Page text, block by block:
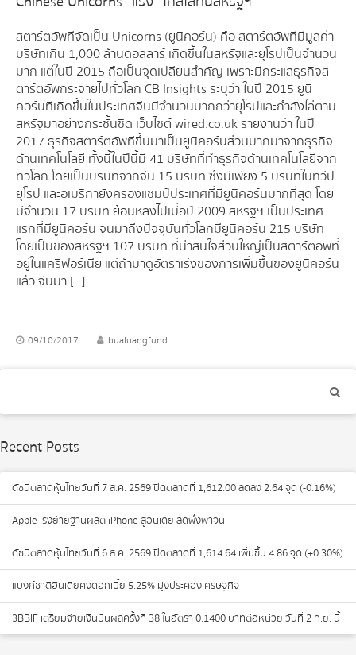
สตาร์ตอัพที่จัดเป็น Unicorns (ยูนิคอร์น) คือ สตาร์ตอัพที่มีมูลค่า
บริษัทเกิน 1,000 ล้านดอลลาร์ เกิดขึ้นในสหรัฐและยุโรปเป็นจำนวน
มาก แต่ในปี 2015 ถือเป็นจุดเปลี่ยนสำคัญ เพราะมีกระแสธุรกิจส
ตาร์ตอัพกระจายไปทั่วโลก CB Insights ระบุว่า ในปี 2015 ยูนิ
คอร์นที่เกิดขึ้นในประเทศจีนมีจำนวนมากกว่ายุโรปและกำลังไล่ตาม
สหรัฐมาอย่างกระชั้นชิด เว็บไซต์ wired.co.uk รายงานว่า ในปี
2017 ธุรกิจสตาร์ตอัพที่ขึ้นมาเป็นยูนิคอร์นส่วนมากมาจากธุรกิจ
ด้านเทคโนโลยี ทั้งนี้ในปีนี้มี 41 บริษัทที่ทำธุรกิจด้านเทคโนโลยีจาก
ทั่วโลก โดยเป็นบริษัทจากจีน 15 บริษัท ซึ่งมีเพียง 5 บริษัทในทวีป
ยุโรป และอเมริกายังครองแชมป์ประเทศที่มียูนิคอร์นมากที่สุด โดย
มีจำนวน 17 บริษัท ย้อนหลังไปเมื่อปี 2009 สหรัฐฯ เป็นประเทศ
แรกที่มียูนิคอร์น จนมาถึงปัจจุบันทั่วโลกมียูนิคอร์น 215 บริษัท
โดยเป็นของสหรัฐฯ 107 บริษัท ที่น่าสนใจส่วนใหญ่เป็นสตาร์ตอัพที่
อยู่ในแคริฟอร์เนีย แต่ถ้ามาดูอัตราเร่งของการเพิ่มขึ้นของยูนิคอร์น
แล้ว จีนมา […]
09/10/2017 bualuangfund
Recent Posts
ดัชนีตลาดหุ้นไทยวันที่ 7 ส.ค. 2569 ปิดตลาดที่ 1,612.00 ลดลง 2.64 จุด (-0.16%)
Apple เร่งย้ายฐานผลิต iPhone สู่อินเดีย ลดพึ่งพาจีน
ดัชนีตลาดหุ้นไทยวันที่ 6 ส.ค. 2569 ปิดตลาดที่ 1,614.64 เพิ่มขึ้น 4.86 จุด (+0.30%)
แบงก์ชาติอินเดียคงดอกเบี้ย 5.25% มุ่งประคองเศรษฐกิจ
3BBIF เตรียมจ่ายเงินปันผลครั้งที่ 38 ในอัตรา 0.1400 บาทต่อหน่วย วันที่ 2 ก.ย. นี้